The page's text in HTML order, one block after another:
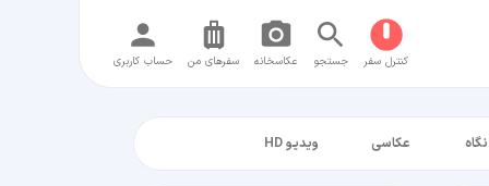
کنترل سفر جستجو عکاسخانه سفر‌های من حساب کاربری
عکاسی ویدیو HD